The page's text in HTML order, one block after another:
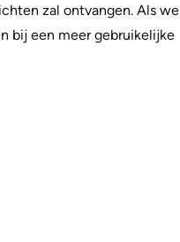
zal ontvangen. Als we
bij een meer gebruikelijke